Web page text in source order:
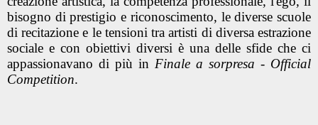
bisogno di prestigio e riconoscimento, le diverse scuole
di recitazione e le tensioni tra artisti di diversa estrazione
sociale e con obiettivi diversi è una delle sfide che ci
appassionavano di più in Finale a sorpresa - Official
Competition.